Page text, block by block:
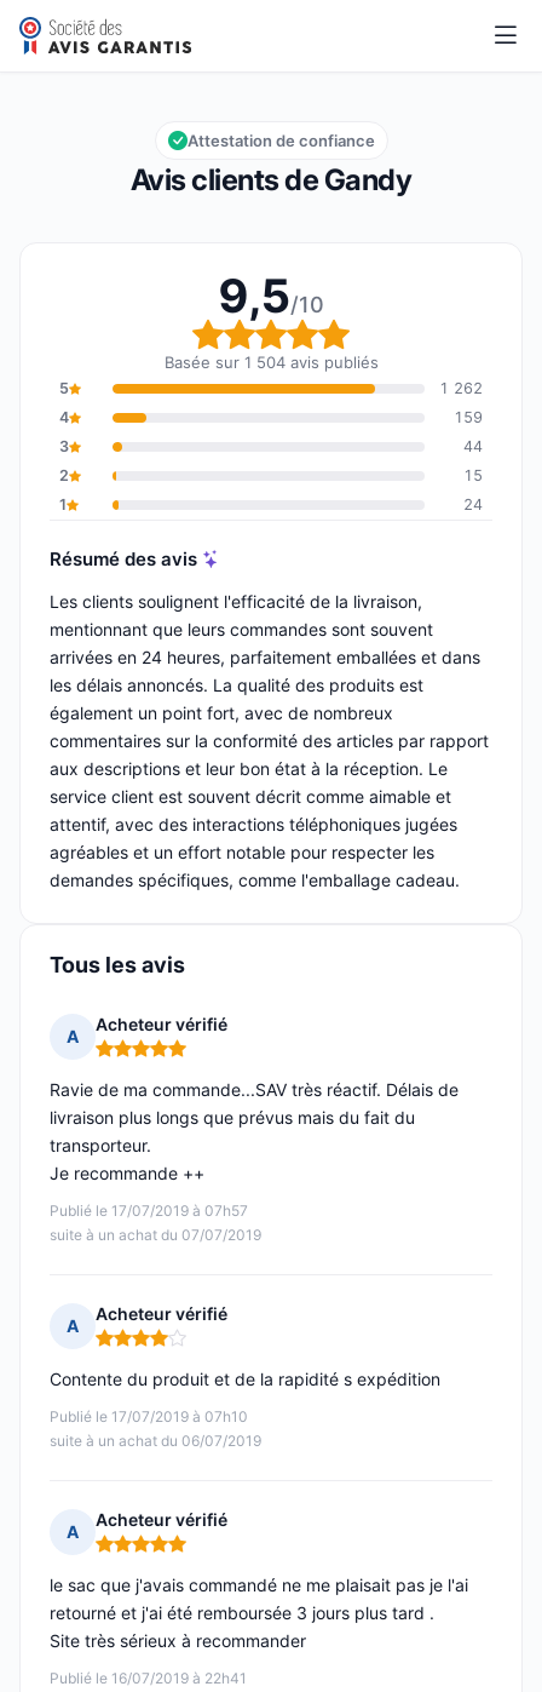
Gandy
Note globale : 9,5 sur 10
9,5/10
Avis clients de Gandy
Attestation de confiance
9,5/10
Note globale : 9,5 sur
Basée sur 1 504 avis publiés
5
1 262
4
159
3
44
2
15
1
24
Résumé des avis
Les clients soulignent l'efficacité de la livraison,
mentionnant que leurs commandes sont souvent
arrivées en 24 heures, parfaitement emballées et dans
les délais annoncés. La qualité des produits est
également un point fort, avec de nombreux
commentaires sur la conformité des articles par rapport
aux descriptions et leur bon état à la réception. Le
service client est souvent décrit comme aimable et
attentif, avec des interactions téléphoniques jugées
agréables et un effort notable pour respecter les
demandes spécifiques, comme l'emballage cadeau.
Tous les avis
A
Acheteur vérifié
Note : 5 sur 5
Publié le 17/07/2019 à 07h57
suite à un achat du 07/07/2019
Ravie de ma commande...SAV très réactif. Délais de
livraison plus longs que prévus mais du fait du
transporteur.
Je recommande ++
A
Acheteur vérifié
Note : 4 sur 5
Publié le 17/07/2019 à 07h10
suite à un achat du 06/07/2019
Contente du produit et de la rapidité s expédition
A
Acheteur vérifié
Note : 5 sur 5
Publié le 16/07/2019 à 22h41
le sac que j'avais commandé ne me plaisait pas je l'ai
retourné et j'ai été remboursée 3 jours plus tard .
Site très sérieux à recommander